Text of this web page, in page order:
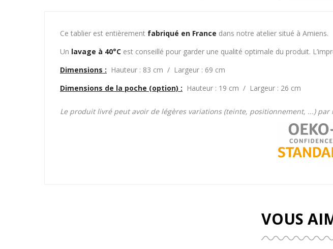
Ce tablier est entièrement fabriqué en France dans notre atelier situé à Amiens.
Un lavage à 40°C est conseillé pour garder une qualité optimale du produit.
Dimensions : Hauteur : 83 cm / Largeur : 69 cm
Dimensions de la poche (option) : Hauteur : 19 cm / Largeur : 26 cm
Le produit livré peut avoir de légères variations (teinte, positionnement, ...)
VOUS